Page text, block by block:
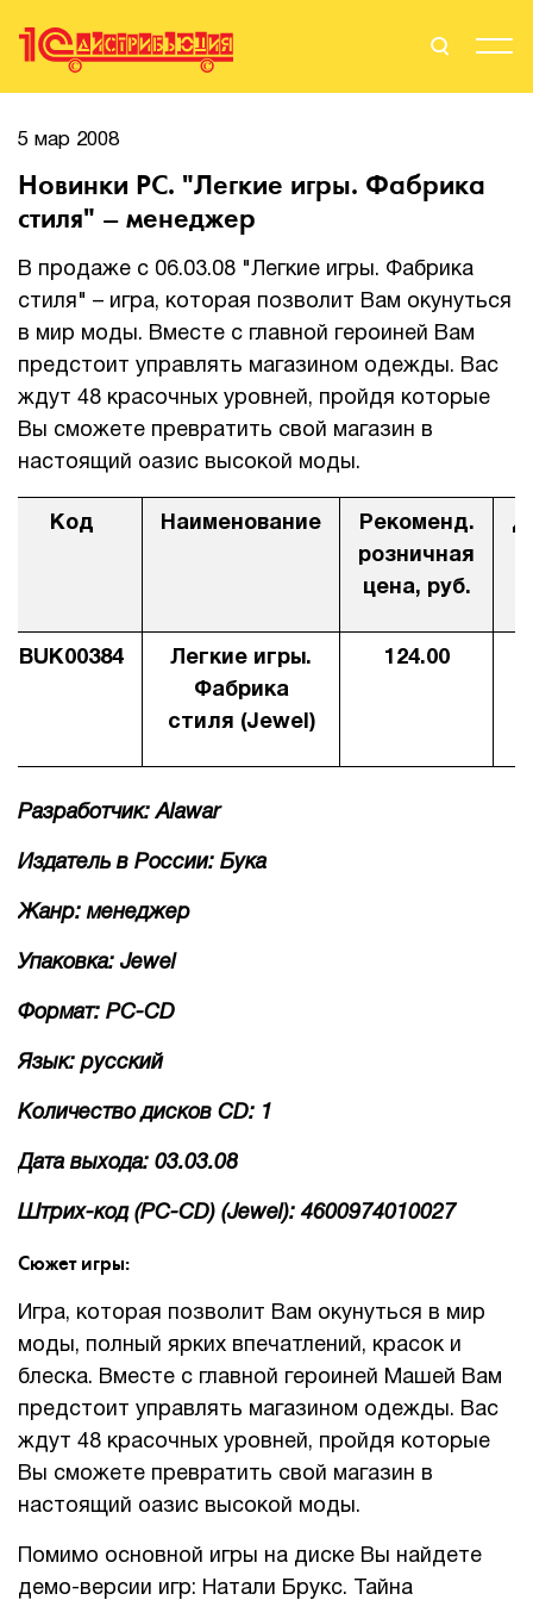
Поиск
Стать Партнером
О нас
Вендоры
Партнерам
События
Сервисы для партнеров
5 мар 2008
Новинки PC. "Легкие игры. Фабрика
стиля" – менеджер
В продаже с 06.03.08 "Легкие игры. Фабрика
стиля" – игра, которая позволит Вам окунуться
в мир моды. Вместе с главной героиней Вам
предстоит управлять магазином одежды. Вас
ждут 48 красочных уровней, пройдя которые
Вы сможете превратить свой магазин в
настоящий оазис высокой моды.
Код Наименование
Рекоменд.
розничная
цена, руб.
BUK00384
Легкие игры.
Фабрика
стиля (Jewel)
124.00
Разработчик: Alawar
Издатель в России: Бука
Жанр: менеджер
Упаковка: Jewel
Формат: PC-CD
Язык: русский
Количество дисков CD: 1
Дата выхода: 03.03.08
Штрих-код (PC-CD) (Jewel): 4600974010027
Сюжет игры:
Игра, которая позволит Вам окунуться в мир
моды, полный ярких впечатлений, красок и
блеска. Вместе с главной героиней Машей Вам
предстоит управлять магазином одежды. Вас
ждут 48 красочных уровней, пройдя которые
Вы сможете превратить свой магазин в
настоящий оазис высокой моды.
Помимо основной игры на диске Вы найдете
демо-версии игр: Натали Брукс. Тайна